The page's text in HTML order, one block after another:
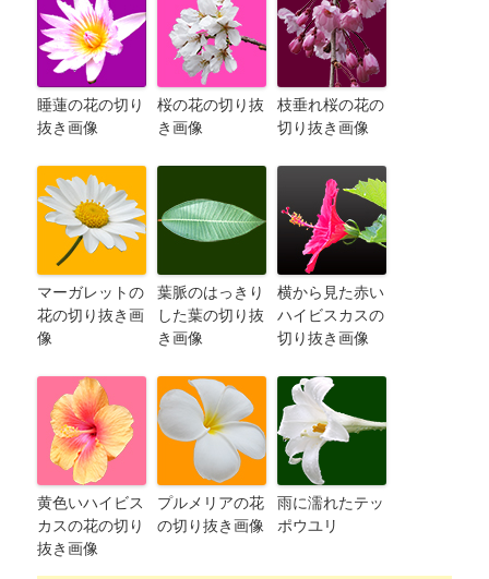
睡蓮の花の切り
抜き画像
桜の花の切り抜
き画像
枝垂れ桜の花の
切り抜き画像
マーガレットの
花の切り抜き画
像
葉脈のはっきり
した葉の切り抜
き画像
横から見た赤い
ハイビスカスの
切り抜き画像
黄色いハイビス
カスの花の切り
抜き画像
プルメリアの花
の切り抜き画像
雨に濡れたテッ
ポウユリ